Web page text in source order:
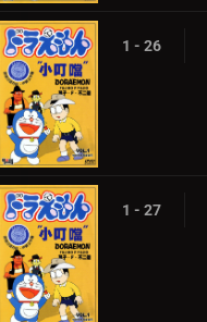
1 - 26
1 - 27